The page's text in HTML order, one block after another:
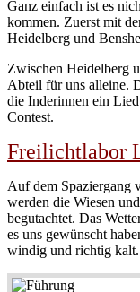
Ganz einfach ist es
kommen. Zuerst mit
Heidelberg und
Zwischen Heidelberg
Abteil für uns alleine.
die Inderinnen ein
Contest.
Freilichtlabor
Auf dem Spaziergang
werden die Wiesen
begutachtet. Das
es uns gewünscht
windig und richtig kalt.